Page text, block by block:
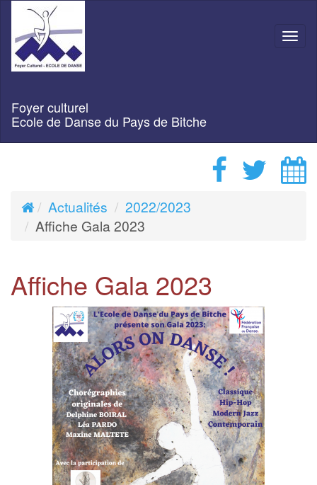
Foyer culturel
Ecole de Danse du Pays de Bitche
Actualités
2022/2023
Affiche Gala 2023
Affiche Gala 2023